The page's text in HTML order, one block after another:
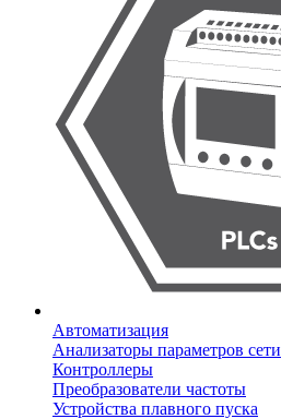
Автоматизация
Анализаторы параметров сети
Контроллеры
Преобразователи частоты
Устройства плавного пуска